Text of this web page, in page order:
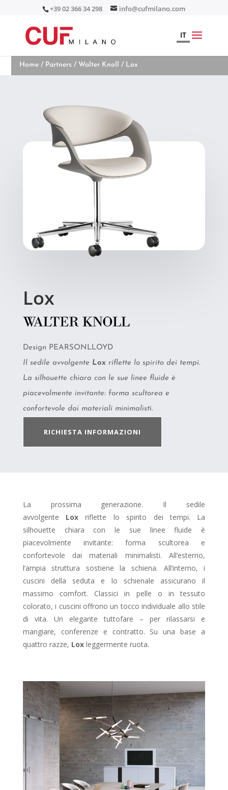
+39 02 366 34 298 info@cufmilano.com
IT
Home / Partners / Walter Knoll / Lox
Lox
Design PEARSONLLOYD
Il sedile avvolgente Loxriflette lo spirito dei tempi.
La silhouette chiara con le sue linee fluide è
piacevolmente invitante: forma scultorea e
confortevole dai materiali minimalisti.
RICHIESTA INFORMAZIONI
La prossima generazione. Il sedile
avvolgente Lox riflette lo spirito dei tempi. La
silhouette chiara con le sue linee fluide è
piacevolmente invitante: forma scultorea e
confortevole dai materiali minimalisti. All’esterno,
l’ampia struttura sostiene la schiena. All’interno, i
cuscini della seduta e lo schienale assicurano il
massimo comfort. Classici in pelle o in tessuto
colorato, i cuscini offrono un tocco individuale allo stile
di vita. Un elegante tuttofare – per rilassarsi e
mangiare, conferenze e contratto. Su una base a
quattro razze, Loxleggermente ruota.